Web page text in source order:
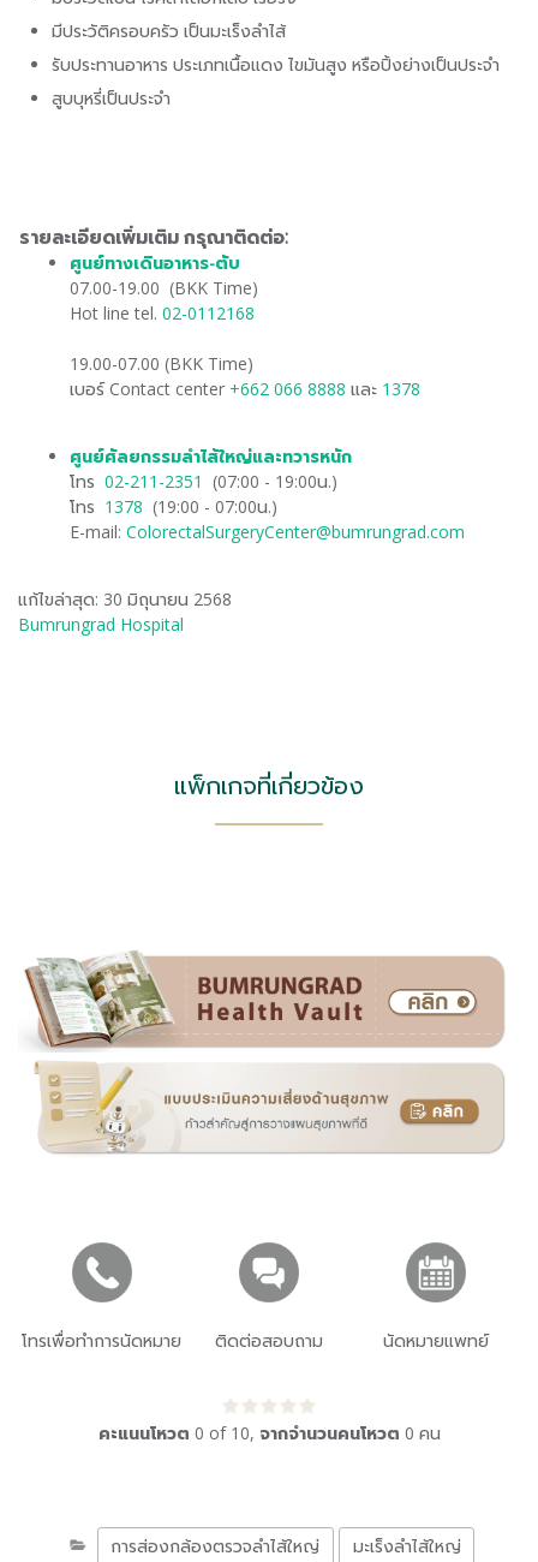
มีประวัติครอบครัว เป็นมะเร็งลำไส้
รับประทานอาหาร ประเภทเนื้อแดง ไขมันสูง หรือปิ้งย่างเป็นประจำ
สูบบุหรี่เป็นประจำ
รายละเอียดเพิ่มเติม กรุณาติดต่อ:
ศูนย์ทางเดินอาหาร-ตับ
07.00-19.00 (BKK Time)
Hot line tel. 02-0112168
19.00-07.00 (BKK Time)
เบอร์ Contact center +662 066 8888 และ 1378
ศูนย์ศัลยกรรมลำไส้ใหญ่และทวารหนัก
โทร ​02-211-2351
(07:00 - 19:00น.)
โทร ​1378 (19:00 - 07:00น.)
E-mail: ColorectalSurgeryCenter@bumrungrad.com
แก้ไขล่าสุด: 30 มิถุนายน 2568
Bumrungrad Hospital
แพ็กเกจที่เกี่ยวข้อง
โทรเพื่อทำการนัดหมาย ติดต่อสอบถาม นัดหมายแพทย์
คะแนนโหวต 0 of 10, จากจำนวนคนโหวต 0 คน
การส่องกล้องตรวจลำไส้ใหญ่ มะเร็งลำไส้ใหญ่